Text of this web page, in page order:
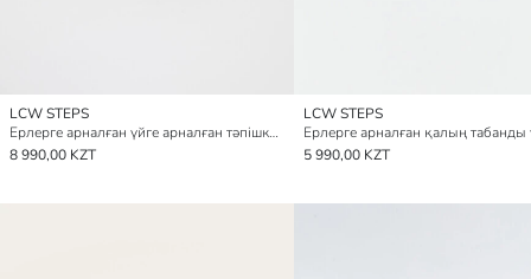
LCW STEPS
Ерлерге арналған үйге арналған тәпішкелер өрнексіз
8 990,00 KZT
LCW STEPS
5 990,00 KZT